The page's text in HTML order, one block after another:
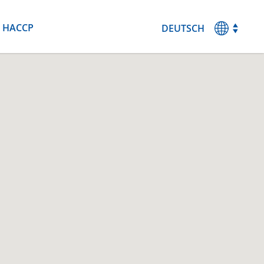
HACCP
DEUTSCH
MAGYAR